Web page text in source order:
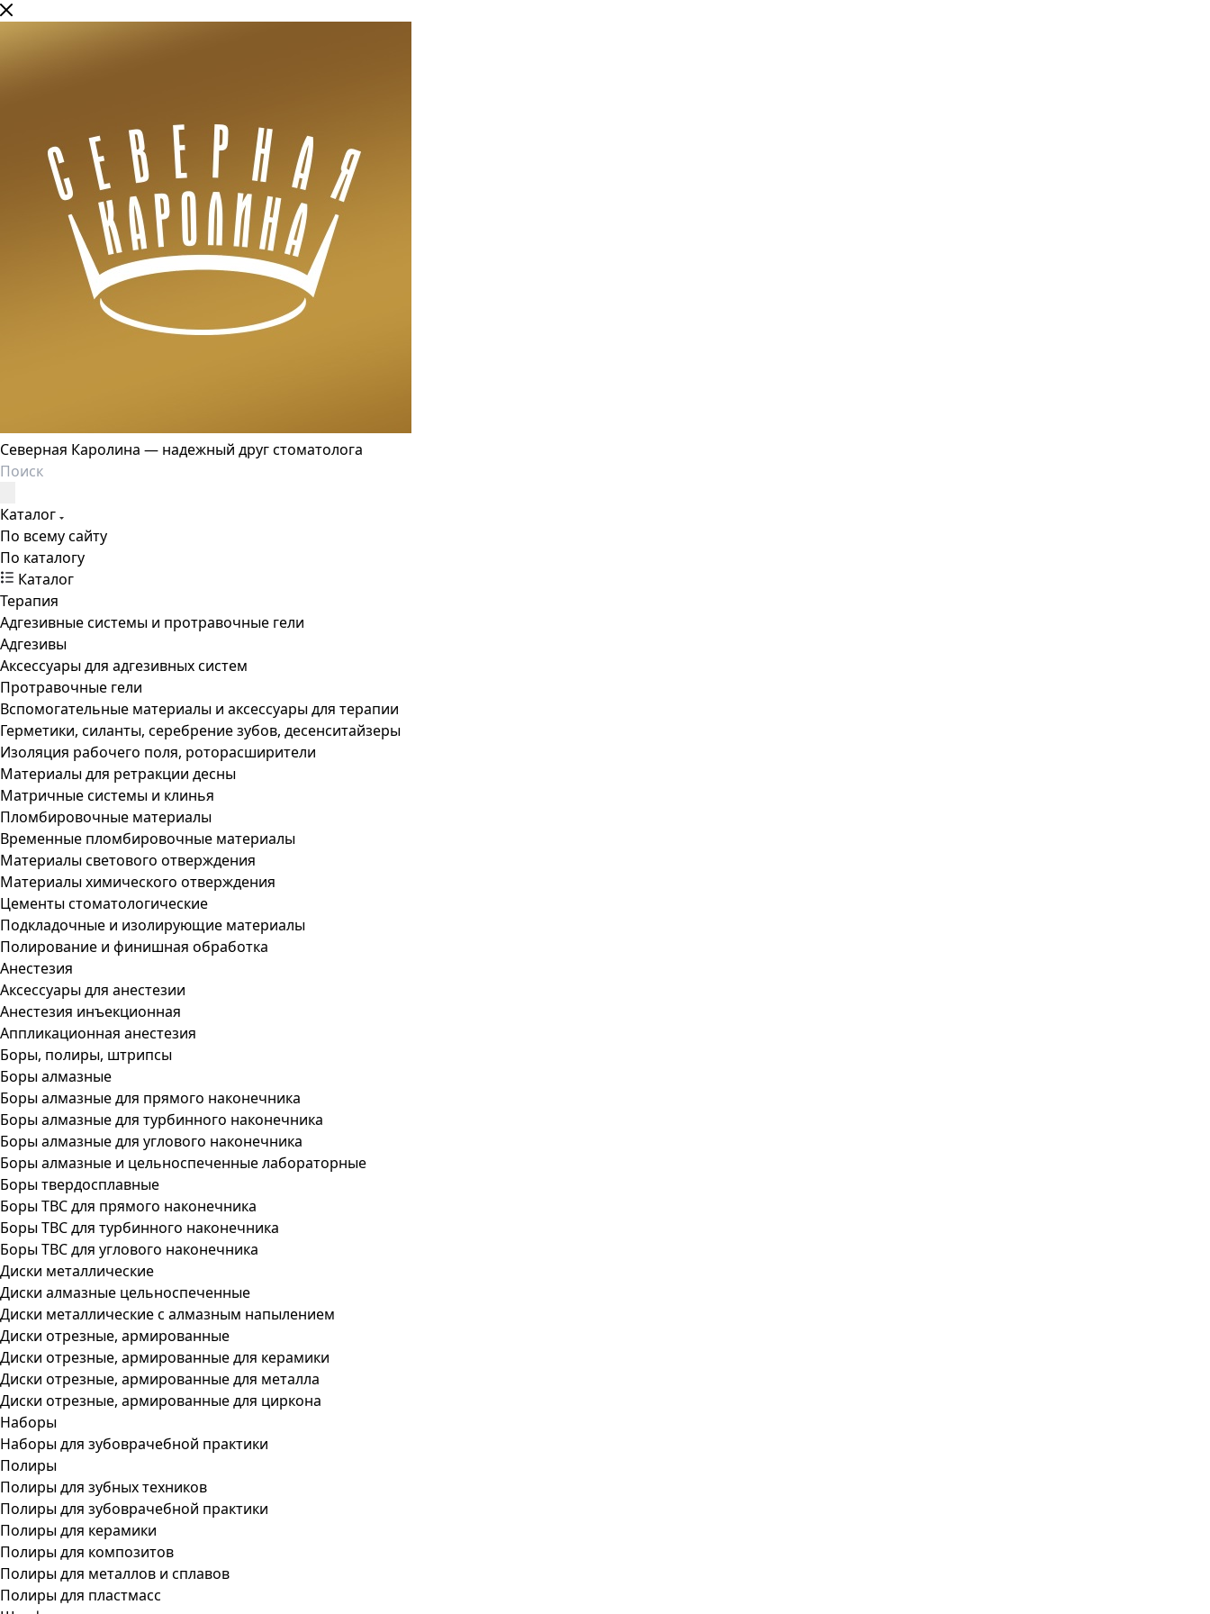
Северная Каролина — надежный друг стоматолога
Каталог
По всему сайту
По каталогу
Каталог
Терапия
Адгезивные системы и протравочные гели
Адгезивы
Аксессуары для адгезивных систем
Протравочные гели
Вспомогательные материалы и аксессуары для терапии
Герметики, силанты, серебрение зубов, десенситайзеры
Изоляция рабочего поля, роторасширители
Материалы для ретракции десны
Матричные системы и клинья
Пломбировочные материалы
Временные пломбировочные материалы
Материалы светового отверждения
Материалы химического отверждения
Цементы стоматологические
Подкладочные и изолирующие материалы
Полирование и финишная обработка
Анестезия
Аксессуары для анестезии
Анестезия инъекционная
Аппликационная анестезия
Боры, полиры, штрипсы
Боры алмазные
Боры алмазные для прямого наконечника
Боры алмазные для турбинного наконечника
Боры алмазные для углового наконечника
Боры алмазные и цельноспеченные лабораторные
Боры твердосплавные
Боры ТВС для прямого наконечника
Боры ТВС для турбинного наконечника
Боры ТВС для углового наконечника
Диски металлические
Диски алмазные цельноспеченные
Диски металлические с алмазным напылением
Диски отрезные, армированные
Диски отрезные, армированные для керамики
Диски отрезные, армированные для металла
Диски отрезные, армированные для циркона
Наборы
Наборы для зубоврачебной практики
Полиры
Полиры для зубных техников
Полиры для зубоврачебной практики
Полиры для керамики
Полиры для композитов
Полиры для металлов и сплавов
Полиры для пластмасс